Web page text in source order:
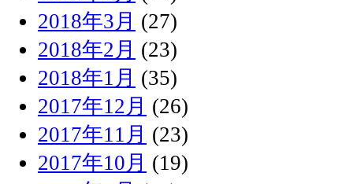
2018年3月 (27)
2018年2月 (23)
2018年1月 (35)
2017年12月 (26)
2017年11月 (23)
2017年10月 (19)